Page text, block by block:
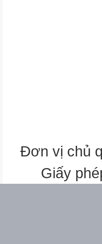
Đơn vị chủ
Giấy